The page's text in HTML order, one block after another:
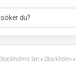
du?
Stockholms län › Stockholm ›